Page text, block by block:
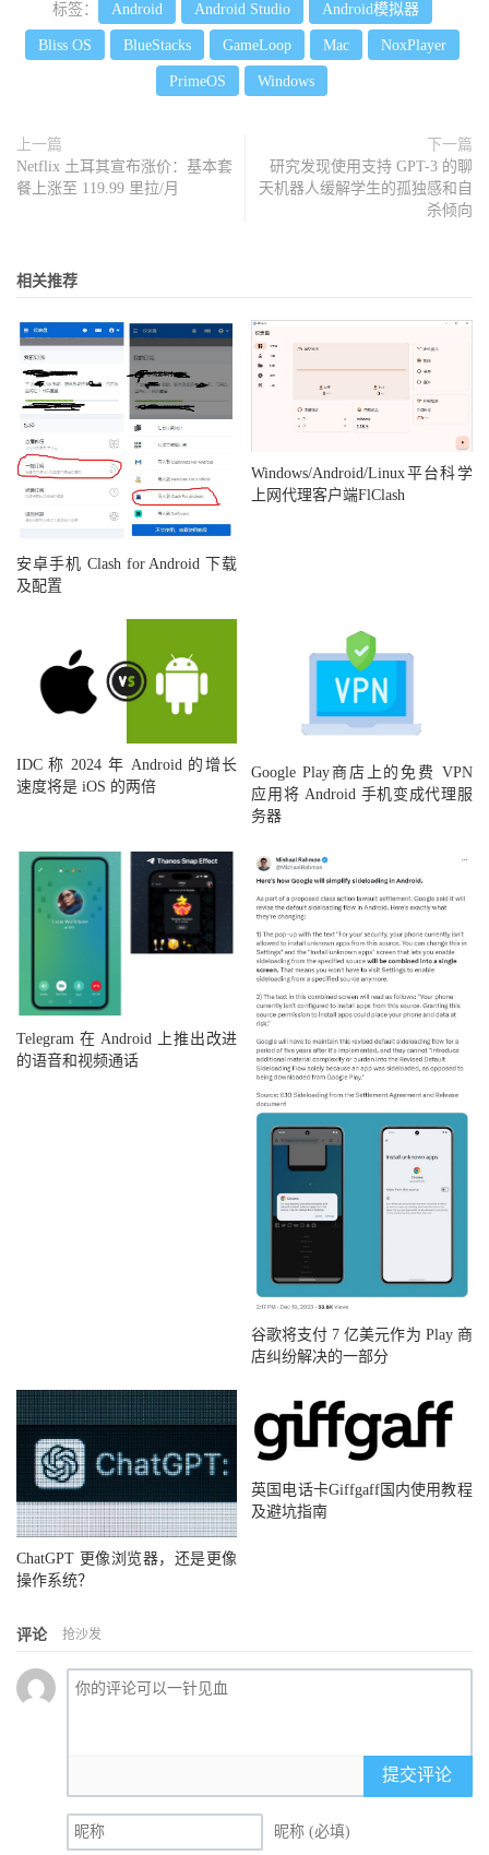
标签： Android Android Studio Android模拟器
Bliss OS BlueStacks GameLoop Mac NoxPlayer
PrimeOS Windows
上一篇
Netflix 土耳其宣布涨价：基本套
餐上涨至 119.99 里拉/月
下一篇
研究发现使用支持 GPT-3 的聊
天机器人缓解学生的孤独感和自
杀倾向
相关推荐
安卓手机 Clash for Android 下载
及配置
Windows/Android/Linux平台科学
上网代理客户端FlClash
IDC 称 2024 年 Android 的增长
速度将是 iOS 的两倍
Google Play商店上的免费 VPN
应用将 Android 手机变成代理服
务器
Telegram 在 Android 上推出改进
的语音和视频通话
谷歌将支付 7 亿美元作为 Play 商
店纠纷解决的一部分
ChatGPT 更像浏览器，还是更像
操作系统？
英国电话卡Giffgaff国内使用教程
及避坑指南
评论 抢沙发
提交评论
昵称 (必填)